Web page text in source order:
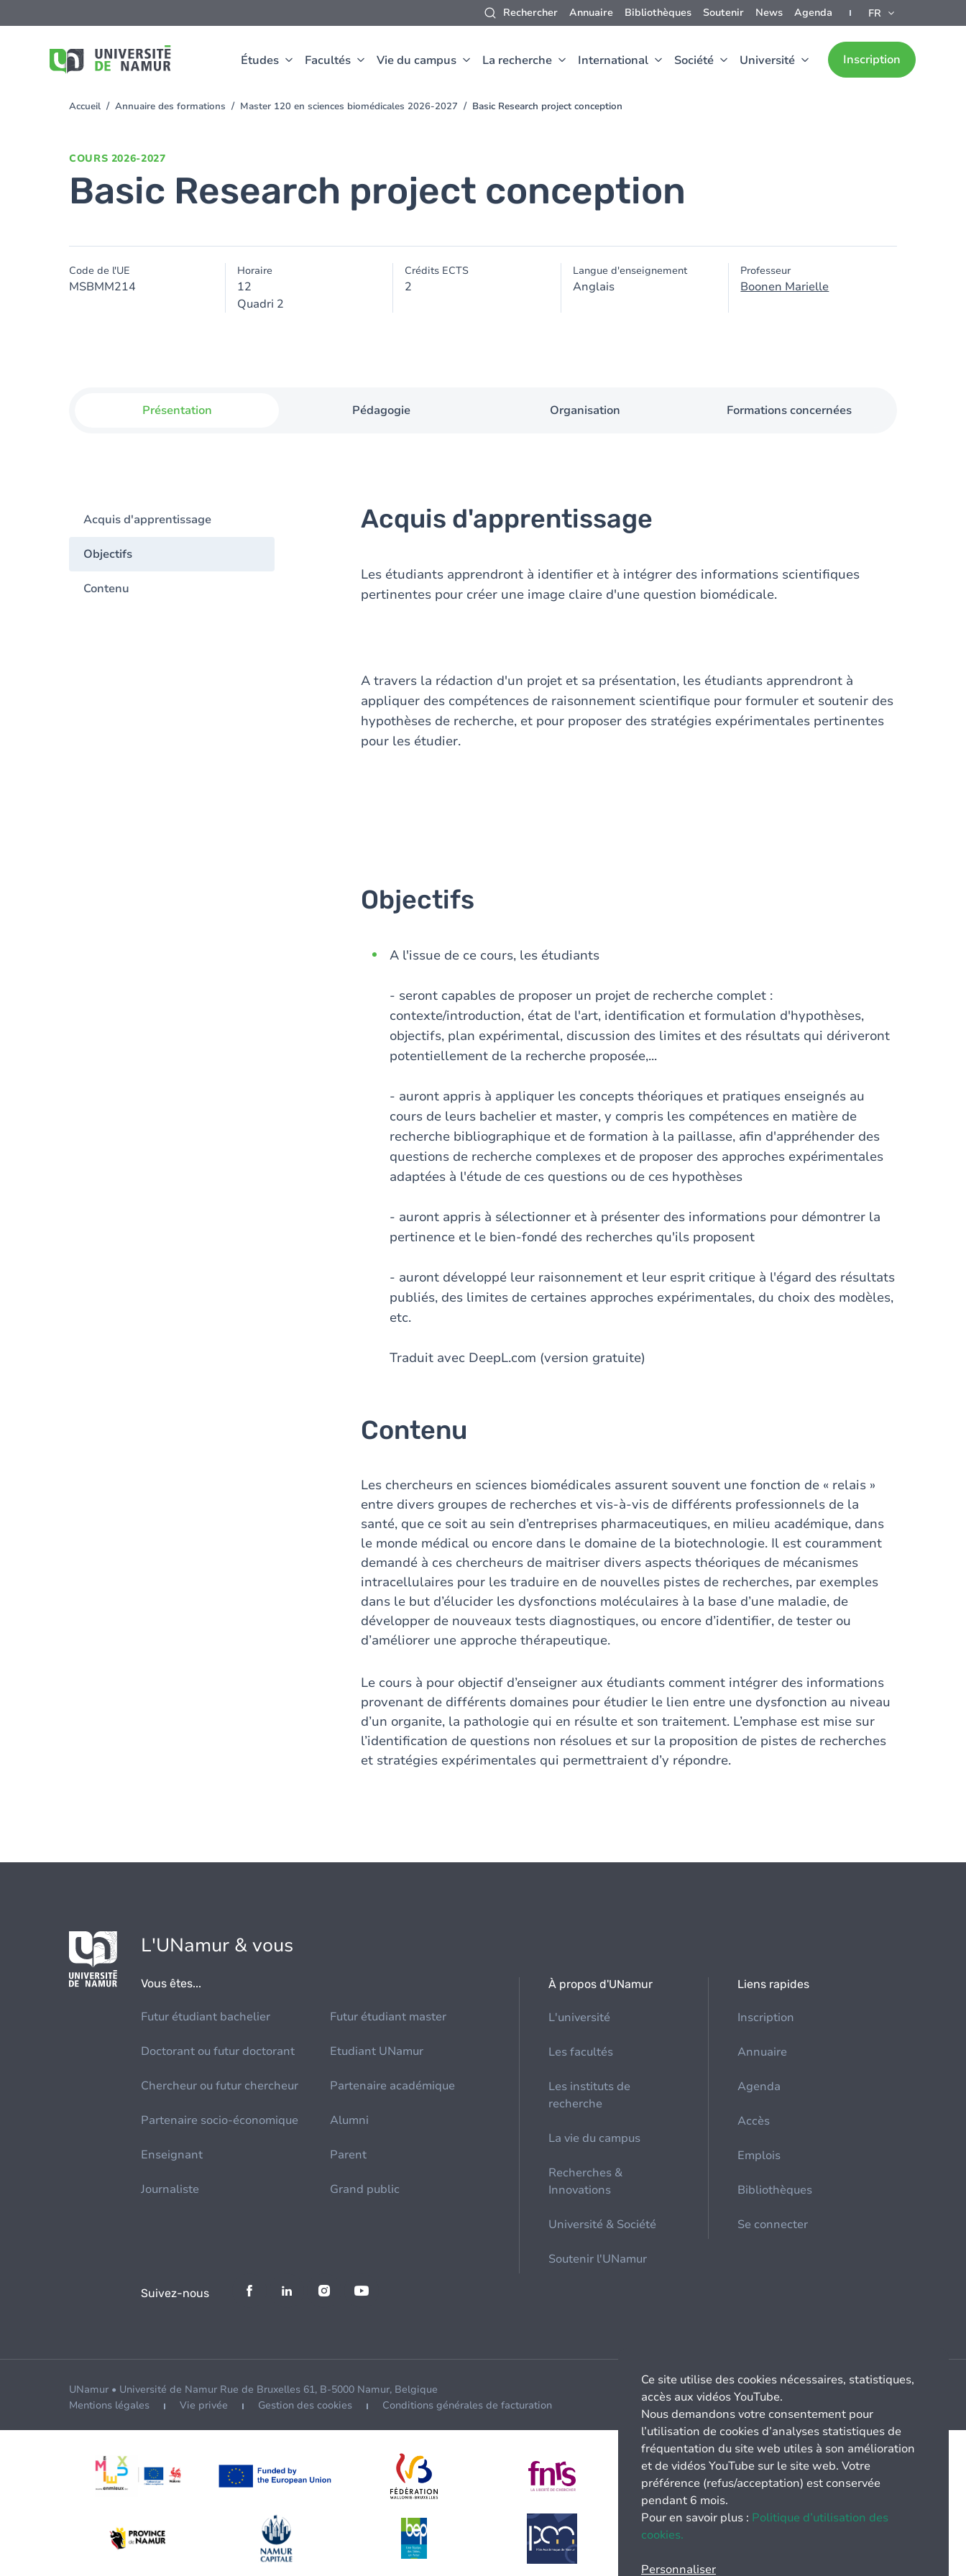
Rechercher Annuaire Bibliothèques Soutenir News Agenda FR
Études Facultés Vie du campus La recherche International Société Université Inscription
au
You
Accueil Annuaire des formations Master 120 en sciences biomédicales 2026-2027 Basic Research project conception
COURS 2026-2027
Basic Research project conception
Code de l'UE
MSBMM214
Horaire
12
Quadri 2
Crédits ECTS
2
Langue d'enseignement
Anglais
Professeur
Boonen Marielle
Présentation Pédagogie Organisation Formations concernées
Acquis d'apprentissage
Objectifs
Contenu
Acquis d'apprentissage
Les étudiants apprendront à identifier et à intégrer des informations scientifiques
pertinentes pour créer une image claire d'une question biomédicale.
A travers la rédaction d'un projet et sa présentation, les étudiants apprendront à
appliquer des compétences de raisonnement scientifique pour formuler et soutenir des
hypothèses de recherche, et pour proposer des stratégies expérimentales pertinentes
pour les étudier.
Objectifs
A l'issue de ce cours, les étudiants
- seront capables de proposer un projet de recherche complet :
contexte/introduction, état de l'art, identification et formulation d'hypothèses,
objectifs, plan expérimental, discussion des limites et des résultats qui dériveront
potentiellement de la recherche proposée,...
- auront appris à appliquer les concepts théoriques et pratiques enseignés au
cours de leurs bachelier et master, y compris les compétences en matière de
recherche bibliographique et de formation à la paillasse, afin d'appréhender des
questions de recherche complexes et de proposer des approches expérimentales
adaptées à l'étude de ces questions ou de ces hypothèses
- auront appris à sélectionner et à présenter des informations pour démontrer la
pertinence et le bien-fondé des recherches qu'ils proposent
- auront développé leur raisonnement et leur esprit critique à l'égard des résultats
publiés, des limites de certaines approches expérimentales, du choix des modèles,
etc.
Traduit avec DeepL.com (version gratuite)
Contenu
Les chercheurs en sciences biomédicales assurent souvent une fonction de « relais »
entre divers groupes de recherches et vis-à-vis de différents professionnels de la
santé, que ce soit au sein d’entreprises pharmaceutiques, en milieu académique, dans
le monde médical ou encore dans le domaine de la biotechnologie. Il est couramment
demandé à ces chercheurs de maitriser divers aspects théoriques de mécanismes
intracellulaires pour les traduire en de nouvelles pistes de recherches, par exemples
dans le but d’élucider les dysfonctions moléculaires à la base d’une maladie, de
développer de nouveaux tests diagnostiques, ou encore d’identifier, de tester ou
d’améliorer une approche thérapeutique.
Le cours à pour objectif d’enseigner aux étudiants comment intégrer des informations
provenant de différents domaines pour étudier le lien entre une dysfonction au niveau
d’un organite, la pathologie qui en résulte et son traitement. L’emphase est mise sur
l’identification de questions non résolues et sur la proposition de pistes de recherches
et stratégies expérimentales qui permettraient d’y répondre.
L'UNamur & vous
Vous êtes...
Futur étudiant bachelier Futur étudiant master
Doctorant ou futur doctorant Etudiant UNamur
Chercheur ou futur chercheur Partenaire académique
Partenaire socio-économique Alumni
Enseignant Parent
Journaliste Grand public
À propos d'UNamur
L'université
Les facultés
Les instituts de
recherche
La vie du campus
Recherches &
Innovations
Université & Société
Soutenir l'UNamur
Liens rapides
Inscription
Annuaire
Agenda
Accès
Emplois
Bibliothèques
Se connecter
Suivez-nous
UNamur • Université de Namur Rue de Bruxelles 61, B-5000 Namur, Belgique
Mentions légales
Vie privée Gestion des cookies Conditions générales de facturation
Ce site utilise des cookies nécessaires, statistiques,
accès aux vidéos YouTube.
Nous demandons votre consentement pour
l’utilisation de cookies d’analyses statistiques de
fréquentation du site web utiles à son amélioration
et de vidéos YouTube sur le site web. Votre
préférence (refus/acceptation) est conservée
pendant 6 mois.
Pour en savoir plus : Politique d’utilisation des
cookies.
Personnaliser